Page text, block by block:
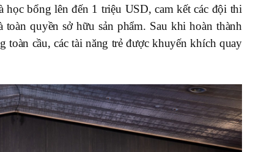
bổng lên đến 1 triệu USD, cam kết các đội thi
quyền sở hữu sản phẩm. Sau khi hoàn thành
toàn cầu, các tài năng trẻ được khuyến khích quay